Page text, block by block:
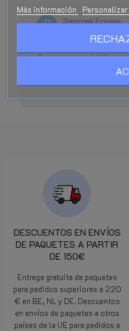
Дмитрий Егоров
star
Покупал здесь LPG
Моментальная
DESCUENTOS EN ENVÍOS
DE PAQUETES A PARTIR
DE 150€
Entrega gratuita de paquetes
para pedidos superiores a 220
€ en BE, NL y DE. Descuentos
en envíos de paquetes a otros
países de la UE para pedidos a
Más información